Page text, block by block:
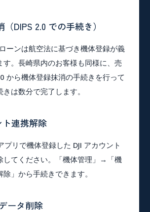
DIPS 2.0 での手続き）
ーンは航空法に基づき機体登録が義
す。長崎県内のお客様も同様に、売
から機体登録抹消の手続きを行って
きは数分で完了します。
連携解除
プリで機体登録した DJI アカウント
してください。「機体管理」→「機
」から手続きできます。
ータ削除